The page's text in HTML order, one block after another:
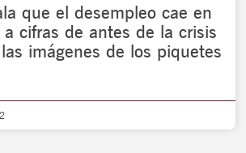
que el desempleo cae en
a cifras de antes de la crisis
imágenes de los piquetes